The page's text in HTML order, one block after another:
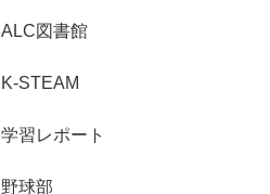
ALC図書館
K-STEAM
学習レポート
野球部